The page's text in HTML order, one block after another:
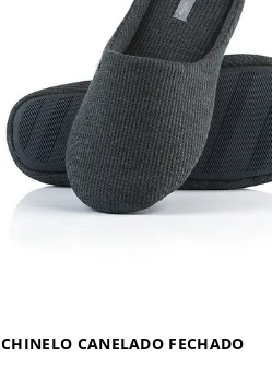
CHINELO CANELADO FECHADO